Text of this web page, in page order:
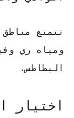
تتمتع
ومياه ري
البطاطس.
اختيار